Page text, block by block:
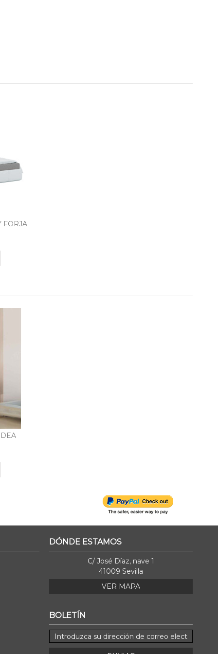
FORJA
DÓNDE ESTAMOS
C/ José Díaz, nave 1
41009 Sevilla
VER MAPA
BOLETÍN